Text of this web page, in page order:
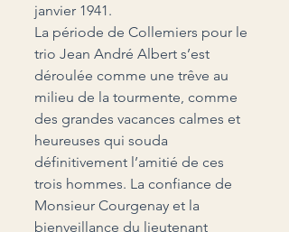
janvier 1941.
La période de Collemiers pour le
trio Jean André Albert s’est
déroulée comme une trêve au
milieu de la tourmente, comme
des grandes vacances calmes et
heureuses qui souda
définitivement l’amitié de ces
trois hommes. La confiance de
Monsieur Courgenay et la
bienveillance du lieutenant